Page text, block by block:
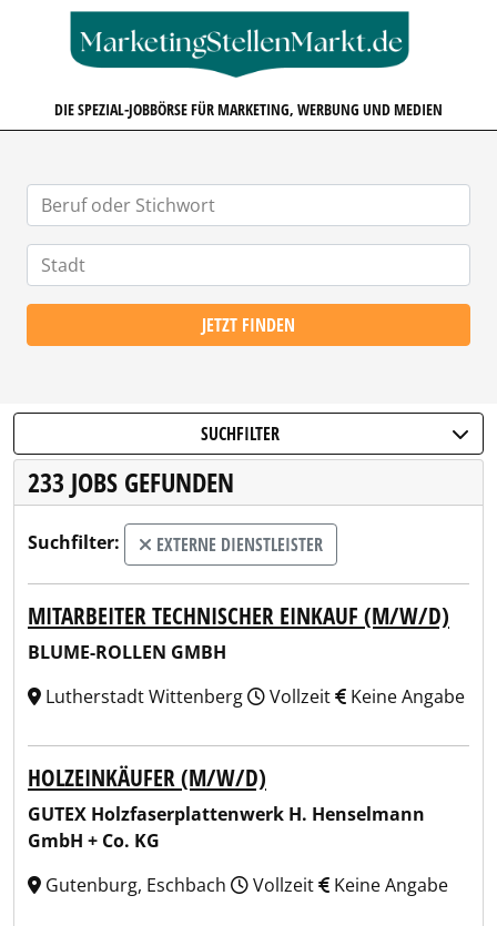
DIE SPEZIAL-JOBBÖRSE FÜR MARKETING, WERBUNG UND MEDIEN
JETZT FINDEN
SUCHFILTER
233 JOBS GEFUNDEN
Suchfilter: EXTERNE DIENSTLEISTER
MITARBEITER TECHNISCHER EINKAUF (M/W/D)
BLUME-ROLLEN GMBH
Lutherstadt Wittenberg
Vollzeit Keine Angabe
HOLZEINKÄUFER (M/W/D)
GUTEX Holzfaserplattenwerk H. Henselmann
GmbH + Co. KG
Gutenburg, Eschbach
Vollzeit Keine Angabe